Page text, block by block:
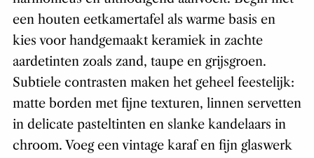
een houten eetkamertafel als warme basis en
kies voor handgemaakt keramiek in zachte
aardetinten zoals zand, taupe en grijsgroen.
Subtiele contrasten maken het geheel feestelijk:
matte borden met fijne texturen, linnen servetten
in delicate pasteltinten en slanke kandelaars in
chroom. Voeg een vintage karaf en fijn glaswerk